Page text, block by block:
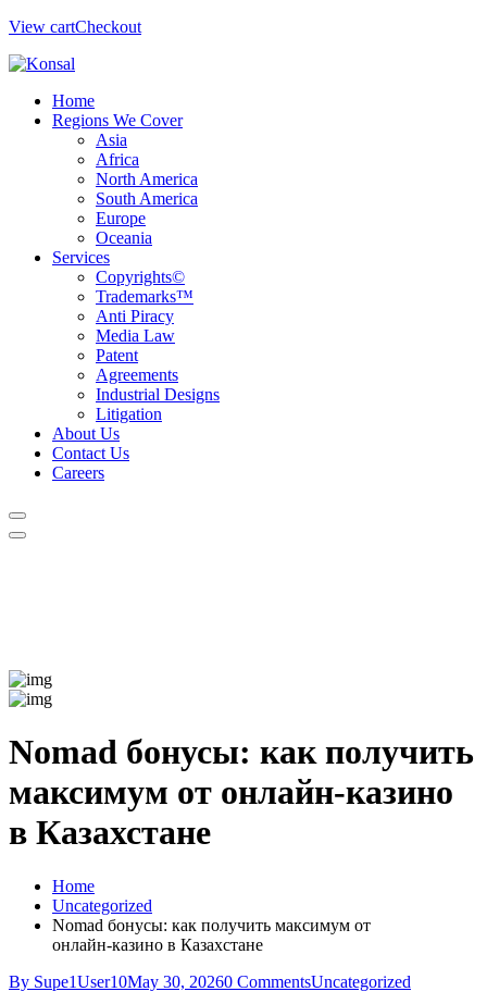
View cartCheckout
Home
Regions We Cover
Asia
Africa
North America
South America
Europe
Oceania
Services
Copyrights©
Trademarks™
Anti Piracy
Media Law
Patent
Agreements
Industrial Designs
Litigation
About Us
Contact Us
Careers
Nomad бонусы: как получить
максимум от онлайн‑казино
в Казахстане
Home
Uncategorized
Nomad бонусы: как получить максимум от
онлайн‑казино в Казахстане
By Supe1User10May 30, 20260 CommentsUncategorized